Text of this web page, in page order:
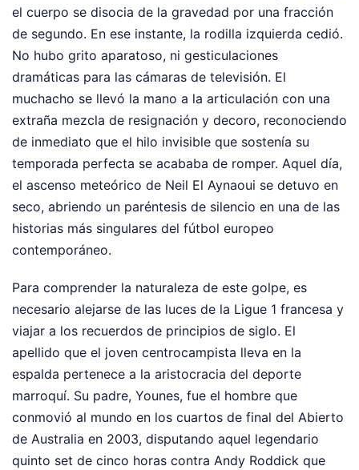
el cuerpo se disocia de la gravedad por una fracción
de segundo. En ese instante, la rodilla izquierda cedió.
No hubo grito aparatoso, ni gesticulaciones
dramáticas para las cámaras de televisión. El
muchacho se llevó la mano a la articulación con una
extraña mezcla de resignación y decoro, reconociendo
de inmediato que el hilo invisible que sostenía su
temporada perfecta se acababa de romper. Aquel día,
el ascenso meteórico de Neil El Aynaoui se detuvo en
seco, abriendo un paréntesis de silencio en una de las
historias más singulares del fútbol europeo
contemporáneo.
Para comprender la naturaleza de este golpe, es
necesario alejarse de las luces de la Ligue 1 francesa y
viajar a los recuerdos de principios de siglo. El
apellido que el joven centrocampista lleva en la
espalda pertenece a la aristocracia del deporte
marroquí. Su padre, Younes, fue el hombre que
conmovió al mundo en los cuartos de final del Abierto
de Australia en 2003, disputando aquel legendario
quinto set de cinco horas contra Andy Roddick que